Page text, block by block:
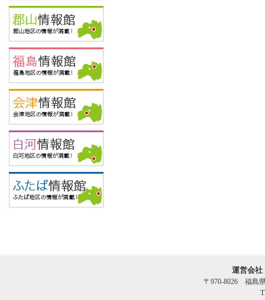
運営会
〒970-8026 福島